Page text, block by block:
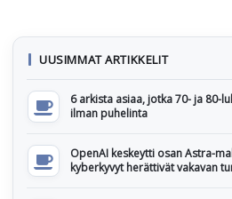
UUSIMMAT ARTIKKELIT
6 arkista asiaa, jotka 70- ja 80-
ilman puhelinta
OpenAI keskeytti osan Astra-
kyberkyvyt herättivät vakavan